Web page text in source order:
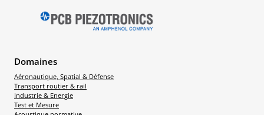
Domaines
Aéronautique, Spatial & Défense
Transport routier & rail
Industrie & Energie
Test et Mesure